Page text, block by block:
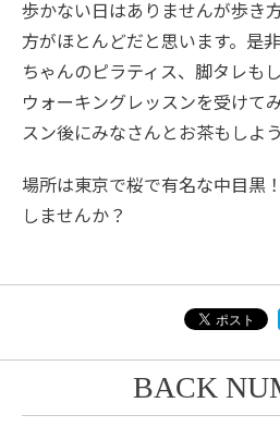
歩かない日はありませんが歩き
方がほとんどだと思います。是
ちゃんのピラティス、脚タレも
ウォーキングレッスンを受けて
スン後にみなさんとお茶もしよ
場所は東京で桜で有名な中目黒
しませんか？
BACK